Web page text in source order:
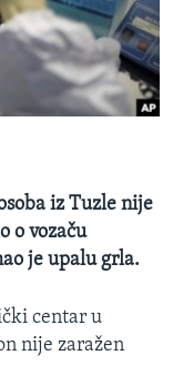
iz Tuzle nije
o vozaču
je upalu grla.
centar u
nije zaražen